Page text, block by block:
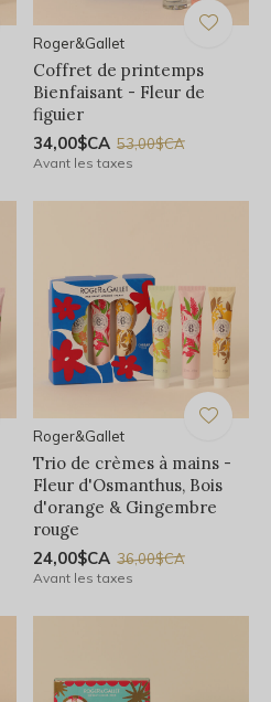
Roger&Gallet
Coffret de printemps
Bienfaisant - Fleur de
figuier
34,00$CA 53,00$CA
Avant les taxes
Roger&Gallet
Trio de crèmes à mains -
Fleur d'Osmanthus, Bois
d'orange & Gingembre
rouge
24,00$CA 36,00$CA
Avant les taxes